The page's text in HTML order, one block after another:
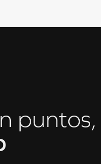
puntos,